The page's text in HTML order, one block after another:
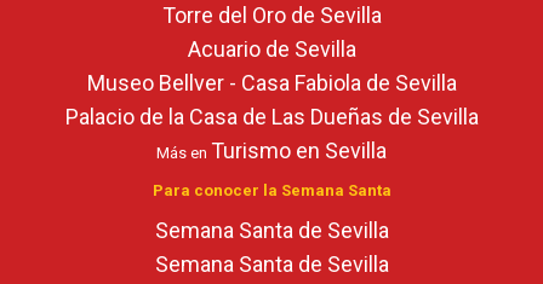
Torre del Oro de Sevilla
Acuario de Sevilla
Museo Bellver - Casa Fabiola de Sevilla
Palacio de la Casa de Las Dueñas de Sevilla
Más en Turismo en Sevilla
Para conocer la Semana Santa
Semana Santa de Sevilla
Semana Santa de Sevilla